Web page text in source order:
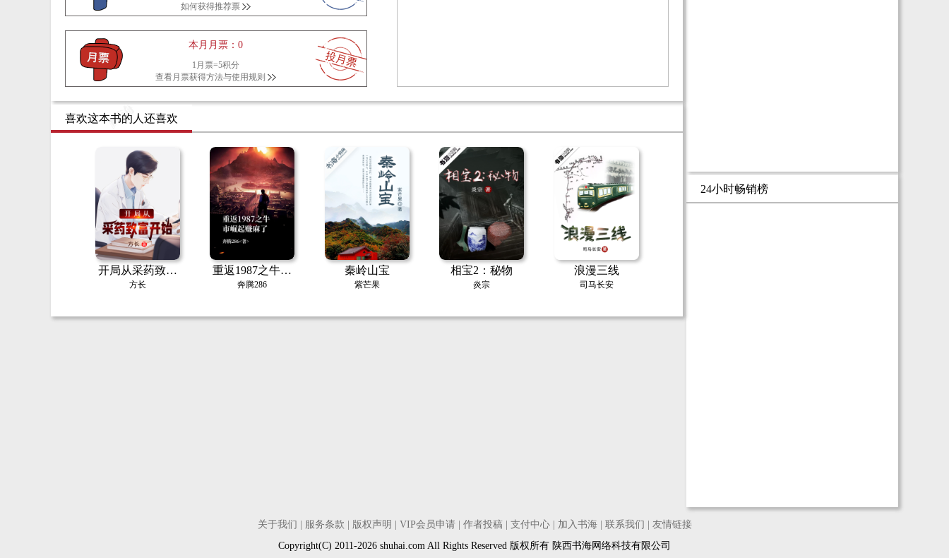
如何获得推荐票
本月月票：0
1月票=5积分
查看月票获得方法与使用规则
喜欢这本书的人还喜欢
开局从采药致富
开始
方长
重返1987之牛市
崛起赚麻了
奔腾286
秦岭山宝
紫芒果
相宝2：秘物
炎宗
浪漫三线
司马长安
24小时畅销榜
关于我们 服务条款 版权声明 VIP会员申请| 作者投稿| 支付中心| 加入书海| 联系我们
友情链接
Copyright(C) 2011-2026 shuhai.com All Rights Reserved 版权所有 陕西书海网络科技有限公司